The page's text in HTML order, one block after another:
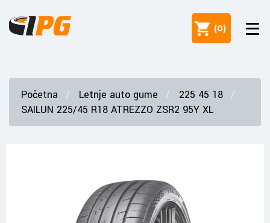
(0)
Početna Letnje auto gume
225 45 18
SAILUN 225/45 R18 ATREZZO ZSR2 95Y XL